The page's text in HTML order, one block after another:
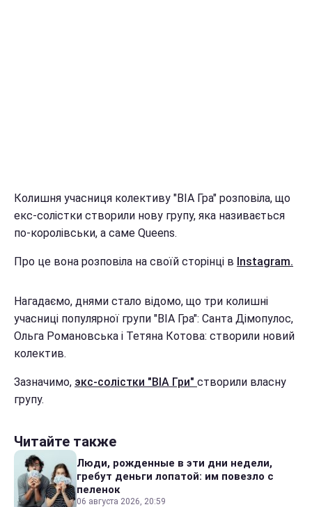
Колишня учасниця колективу "ВІА Гра" розповіла, що
екс-солістки створили нову групу, яка називається
по-королівськи, а саме Queens.
Про це вона розповіла на своїй сторінці в Instagram.
Нагадаємо, днями стало відомо, що три колишні
учасниці популярної групи "ВІА Гра": Санта Дімопулос,
Ольга Романовська і Тетяна Котова: створили новий
колектив.
Зазначимо, экс-солістки "ВІА Гри" створили власну
групу.
Читайте также
Люди, рожденные в эти дни недели,
гребут деньги лопатой: им повезло с
пеленок
06 августа 2026, 20:59